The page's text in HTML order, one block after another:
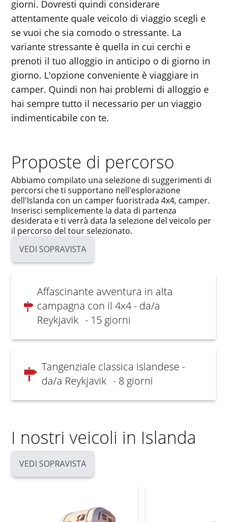
giorni. Dovresti quindi considerare
attentamente quale veicolo di viaggio scegli e
se vuoi che sia comodo o stressante. La
variante stressante è quella in cui cerchi e
prenoti il ​​tuo alloggio in anticipo o di giorno in
giorno. L'opzione conveniente è viaggiare in
camper. Quindi non hai problemi di alloggio e
hai sempre tutto il necessario per un viaggio
indimenticabile con te.
Proposte di percorso
Abbiamo compilato una selezione di suggerimenti di
percorsi che ti supportano nell'esplorazione
dell'Islanda con un camper fuoristrada 4x4, camper.
Inserisci semplicemente la data di partenza
desiderata e ti verrà data la selezione del veicolo per
il percorso del tour selezionato.
VEDI SOPRAVISTA
Affascinante avventura in alta
campagna con il 4x4 - da/a
Reykjavik - 15 giorni
Tangenziale classica islandese -
da/a Reykjavik - 8 giorni
I nostri veicoli in Islanda
VEDI SOPRAVISTA